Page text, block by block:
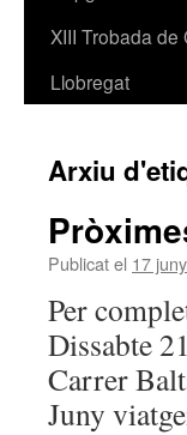
XIII Trobada de
Llobregat
Arxiu
Publicat el 17
Per
Dissabte
Carrer
Juny